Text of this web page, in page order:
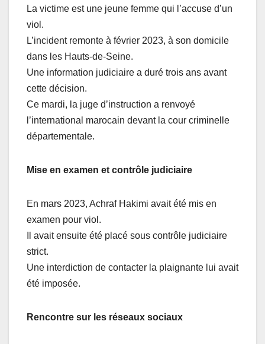
La victime est une jeune femme qui l’accuse d’un
viol.
L’incident remonte à février 2023, à son domicile
dans les Hauts-de-Seine.
Une information judiciaire a duré trois ans avant
cette décision.
Ce mardi, la juge d’instruction a renvoyé
l’international marocain devant la cour criminelle
départementale.
Mise en examen et contrôle judiciaire
En mars 2023, Achraf Hakimi avait été mis en
examen pour viol.
Il avait ensuite été placé sous contrôle judiciaire
strict.
Une interdiction de contacter la plaignante lui avait
été imposée.
Rencontre sur les réseaux sociaux